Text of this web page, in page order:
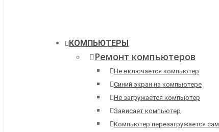
КОМПЬЮТЕРЫ
Ремонт компьютеров
Не включается компьютер
Синий экран на компьютере
Не загружается компьютер
Зависает компьютер
Компьютер перезагружается сам